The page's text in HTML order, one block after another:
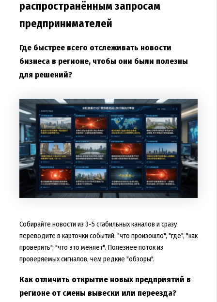
распространённым запросам
предпринимателей
Где быстрее всего отслеживать новости
бизнеса в регионе, чтобы они были полезны
для решений?
Собирайте новости из 3-5 стабильных каналов и сразу
переводите в карточки событий: "что произошло", "где", "как
проверить", "что это меняет". Полезнее поток из
проверяемых сигналов, чем редкие "обзоры".
Как отличить открытие новых предприятий в
регионе от смены вывески или переезда?